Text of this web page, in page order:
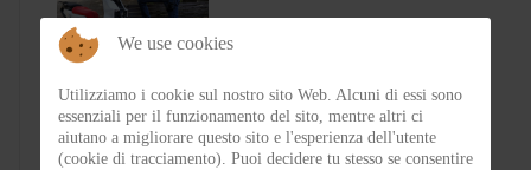
Test Silence S02 – Stile silenzioso
We use cookies
Utilizziamo i cookie sul nostro sito Web. Alcuni di essi sono
essenziali per il funzionamento del sito, mentre altri ci
aiutano a migliorare questo sito e l'esperienza dell'utente
(cookie di tracciamento). Puoi decidere tu stesso se consentire